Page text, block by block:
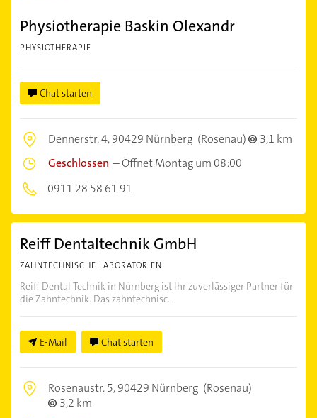
Physiotherapie Baskin Olexandr
PHYSIOTHERAPIE
Chat starten
Dennerstr. 4,90429 Nürnberg (Rosenau)
3,1 km
Geschlossen –Öffnet Montag um 08:00
0911 28 58 61 91
Reiff Dentaltechnik GmbH
ZAHNTECHNISCHE LABORATORIEN
Reiff Dental Technik in Nürnberg ist Ihr zuverlässiger Partner für
die Zahntechnik. Das zahntechnisc...
E-Mail Chat starten
Rosenaustr. 5,90429 Nürnberg (Rosenau)
3,2 km